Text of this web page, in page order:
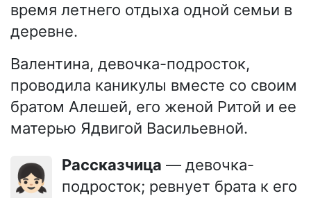
время летнего отдыха одной семьи в
деревне.
Валентина, девочка-подросток,
проводила каникулы вместе со своим
братом Алешей, его женой Ритой и ее
матерью Ядвигой Васильевной.
👧🏻 Рассказчица — девочка-
подросток; ревнует брата к его